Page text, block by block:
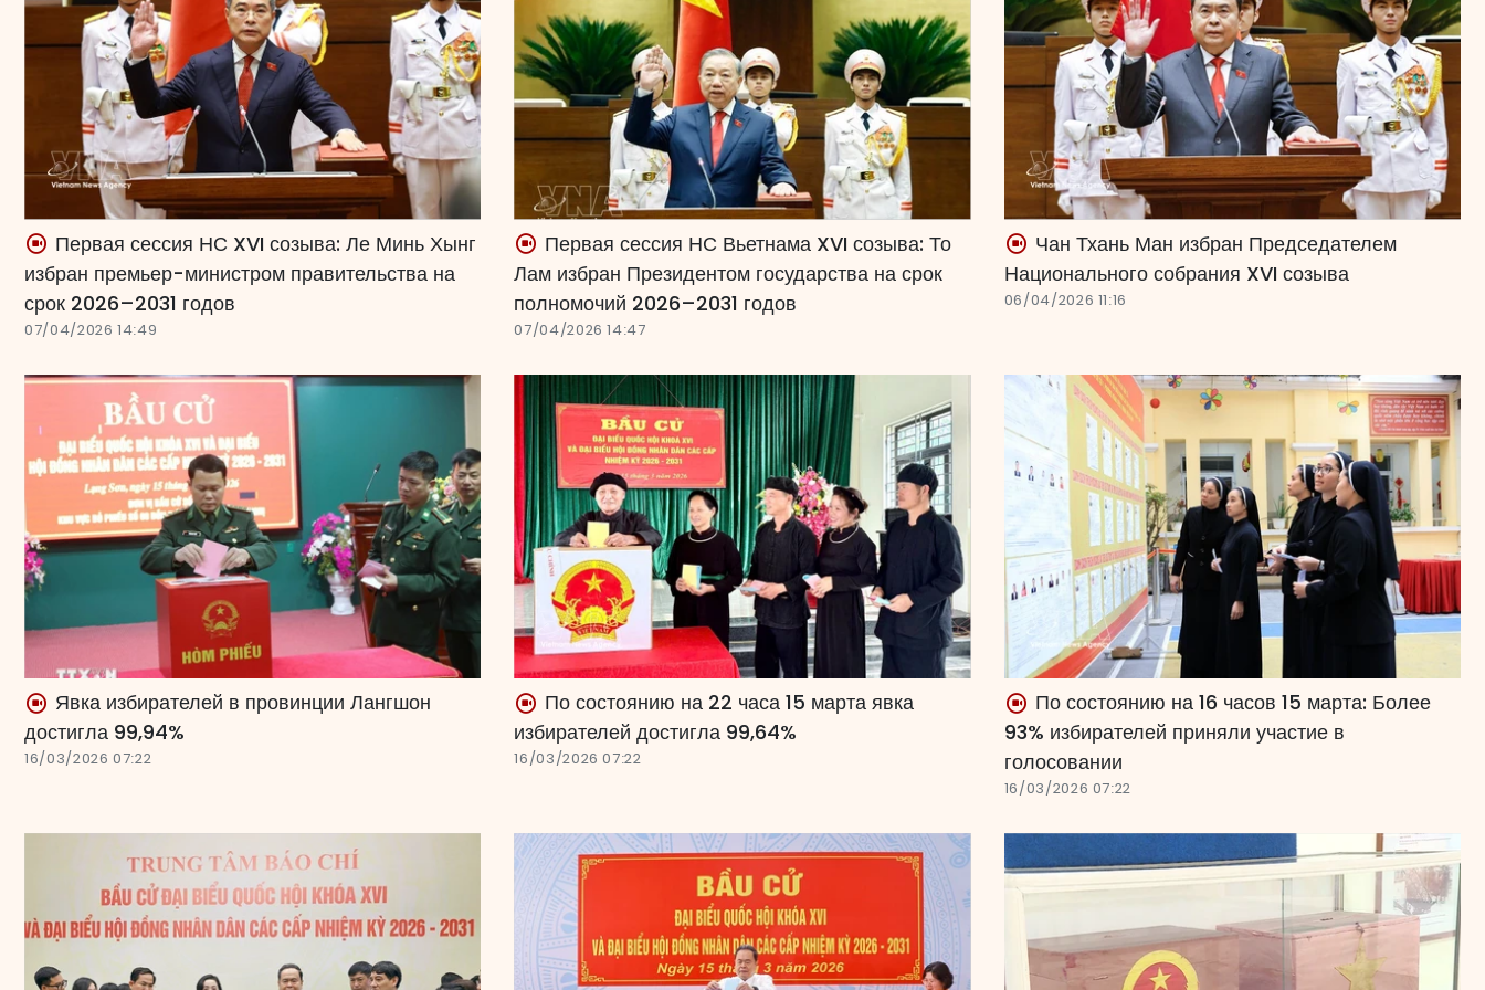
Первая сессия НС XVI созыва: Ле Минь Хынг
избран премьер-министром правительства на
срок 2026–2031 годов
07/04/2026 14:49
Первая сессия НС Вьетнама XVI созыва: То
Лам избран Президентом государства на срок
полномочий 2026–2031 годов
07/04/2026 14:47
Чан Тхань Ман избран Председателем
Национального собрания XVI созыва
06/04/2026 11:16
Явка избирателей в провинции Лангшон
достигла 99,94%
16/03/2026 07:22
По состоянию на 22 часа 15 марта явка
избирателей достигла 99,64%
16/03/2026 07:22
По состоянию на 16 часов 15 марта: Более
93% избирателей приняли участие в
голосовании
16/03/2026 07:22